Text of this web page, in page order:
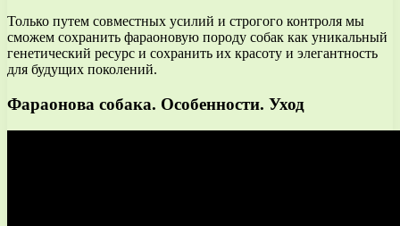
Только путем совместных усилий и строгого контроля мы
сможем сохранить фараоновую породу собак как уникальный
генетический ресурс и сохранить их красоту и элегантность
для будущих поколений.
Фараонова собака. Особенности. Уход